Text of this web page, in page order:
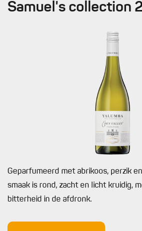
Samuel's collection
Geparfumeerd met abrikoos, perzik
smaak is rond, zacht en licht kruidig,
bitterheid in de afdronk.